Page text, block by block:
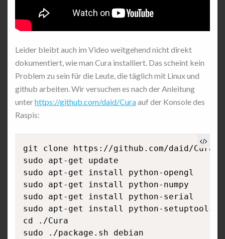
Leider bleibt auch im Video weitgehend nicht direkt
dokumentiert, wie man Cura installiert. Das scheint kein
Problem zu sein für die Leute, die täglich mit Linux und
github arbeiten. Wir versuchen es nach der Anleitung
unterhttps://github.com/daid/Curaauf der Konsole des
Raspis:
git clone https://github.com/daid/
sudo apt-get update
sudo apt-get install python-opengl
sudo apt-get install python-numpy
sudo apt-get install python-serial
sudo apt-get install python-setuptools
cd ./Cura
sudo ./package.sh debian